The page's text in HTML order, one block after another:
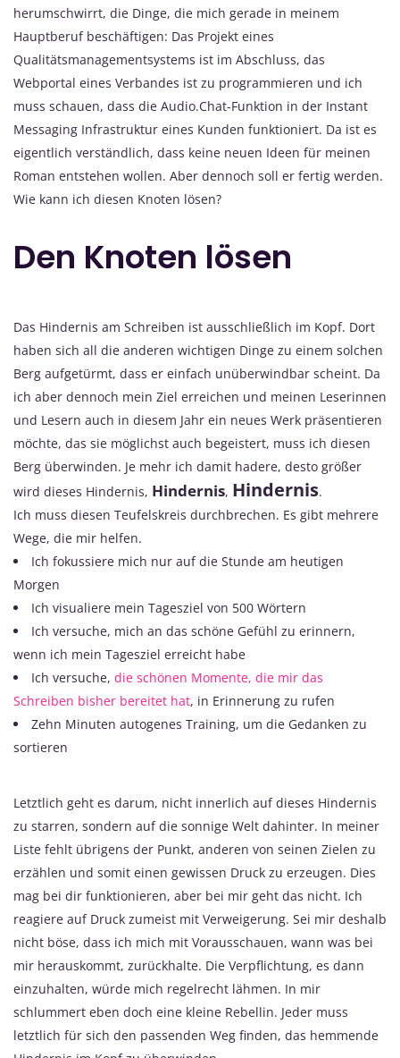
herumschwirrt, die Dinge, die mich gerade in meinem
Hauptberuf beschäftigen: Das Projekt eines
Qualitätsmanagementsystems ist im Abschluss, das
Webportal eines Verbandes ist zu programmieren und ich
muss schauen, dass die Audio.Chat-Funktion in der Instant
Messaging Infrastruktur eines Kunden funktioniert. Da ist es
eigentlich verständlich, dass keine neuen Ideen für meinen
Roman entstehen wollen. Aber dennoch soll er fertig werden.
Wie kann ich diesen Knoten lösen?
Den Knoten lösen
Das Hindernis am Schreiben ist ausschließlich im Kopf. Dort
haben sich all die anderen wichtigen Dinge zu einem solchen
Berg aufgetürmt, dass er einfach unüberwindbar scheint. Da
ich aber dennoch mein Ziel erreichen und meinen Leserinnen
und Lesern auch in diesem Jahr ein neues Werk präsentieren
möchte, das sie möglichst auch begeistert, muss ich diesen
Berg überwinden. Je mehr ich damit hadere, desto größer
wird dieses Hindernis, Hindernis, Hindernis.
Ich muss diesen Teufelskreis durchbrechen. Es gibt mehrere
Wege, die mir helfen.
Ich fokussiere mich nur auf die Stunde am heutigen
Morgen
Ich visualiere mein Tagesziel von 500 Wörtern
Ich versuche, mich an das schöne Gefühl zu erinnern,
wenn ich mein Tagesziel erreicht habe
Ich versuche, die schönen Momente, die mir das
Schreiben bisher bereitet hat, in Erinnerung zu rufen
Zehn Minuten autogenes Training, um die Gedanken zu
sortieren
Letztlich geht es darum, nicht innerlich auf dieses Hindernis
zu starren, sondern auf die sonnige Welt dahinter. In meiner
Liste fehlt übrigens der Punkt, anderen von seinen Zielen zu
erzählen und somit einen gewissen Druck zu erzeugen. Dies
mag bei dir funktionieren, aber bei mir geht das nicht. Ich
reagiere auf Druck zumeist mit Verweigerung. Sei mir deshalb
nicht böse, dass ich mich mit Vorausschauen, wann was bei
mir herauskommt, zurückhalte. Die Verpflichtung, es dann
einzuhalten, würde mich regelrecht lähmen. In mir
schlummert eben doch eine kleine Rebellin. Jeder muss
letztlich für sich den passenden Weg finden, das hemmende